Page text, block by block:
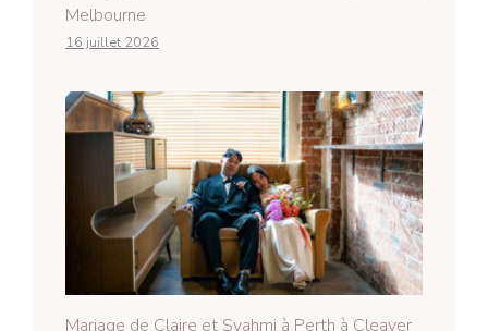
Melbourne
16 juillet 2026
Mariage de Claire et Syahmi à Perth à Cleaver